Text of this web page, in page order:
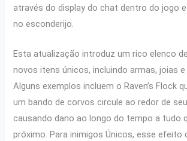
através do display do chat dentro do jogo
no esconderijo.
Esta atualização introduz um rico elenco
novos itens únicos, incluindo armas, joias e
Alguns exemplos incluem o Raven’s Flock
um bando de corvos circule ao redor de
causando dano ao longo do tempo a tudo
próximo. Para inimigos Únicos, esse efeito